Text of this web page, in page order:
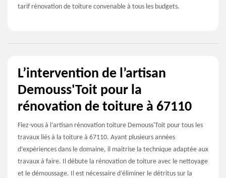
tarif rénovation de toiture convenable à tous les budgets.
L’intervention de l’artisan
Demouss'Toit pour la
rénovation de toiture à 67110
Fiez-vous à l’artisan rénovation toiture Demouss'Toit pour tous les
travaux liés à la toiture à 67110. Ayant plusieurs années
d’expériences dans le domaine, il maitrise la technique adaptée aux
travaux à faire. Il débute la rénovation de toiture avec le nettoyage
et le démoussage. Il est nécessaire d’éliminer le détritus sur la